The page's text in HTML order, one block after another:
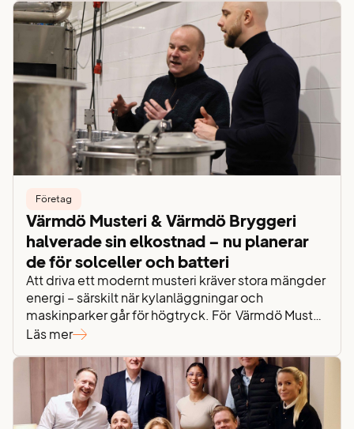
effektavgifter och elnätsavgifter gör det allt
viktigare att ha kontroll över energianvändningen.
För ICA Maxi Värmdö handlar energiarbetet inte
bara…
Företag
Värmdö Musteri & Värmdö Bryggeri
halverade sin elkostnad – nu planerar
de för solceller och batteri
Att driva ett modernt musteri kräver stora mängder
energi – särskilt när kylanläggningar och
maskinparker går för högtryck. För Värmdö Musteri
och Värmdö Bryggeri blev lösningen proaktiv
Resultatet? En halverad elkostnad och en tydlig
plan för att installera både solceller och ett batteri i
nästa steg. Sammanfattning Värmdö Musteri &
Värmdö…
Läs mer